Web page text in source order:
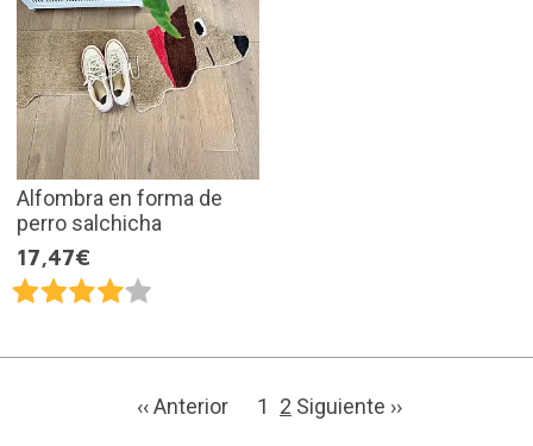
Alfombra en forma de
perro salchicha
17,47€
‹‹ Anterior 1 2 Siguiente ››